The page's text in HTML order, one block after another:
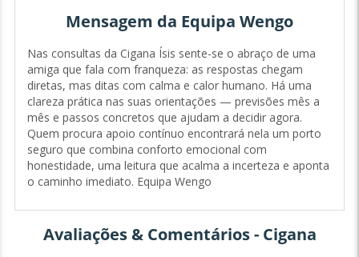
Mensagem da Equipa Wengo
Nas consultas da Cigana Ísis sente-se o abraço de uma
amiga que fala com franqueza: as respostas chegam
diretas, mas ditas com calma e calor humano. Há uma
clareza prática nas suas orientações — previsões mês a
mês e passos concretos que ajudam a decidir agora.
Quem procura apoio contínuo encontrará nela um porto
seguro que combina conforto emocional com
honestidade, uma leitura que acalma a incerteza e aponta
o caminho imediato. Equipa Wengo
Avaliações & Comentários - Cigana